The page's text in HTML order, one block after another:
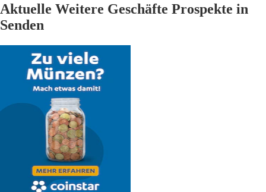
Aktuelle Weitere Geschäfte Prospekte in
Senden